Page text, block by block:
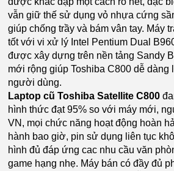
vẫn giữ thế sử dụng vỏ nhựa cứng
giúp chống trầy và bám vân tay. Máy
tốt với vi xử lý Intel Pentium Dual
được xây dựng trên nền tảng Sandy
mới rộng giúp Toshiba C800 dễ dàng
người dùng.
Laptop cũ Toshiba Satellite C800
hình thức đạt 95% so với máy mới,
VN, mọi chức năng hoạt động hoàn
hành bao giờ, pin sử dụng liên tục
hình đủ đáp ứng cac nhu cầu văn
game hạng nhẹ. Máy bán có đầy đủ